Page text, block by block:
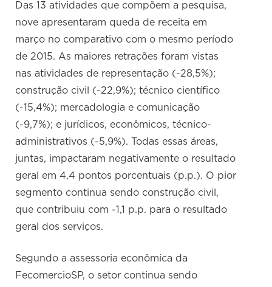
Das 13 atividades que compõem a pesquisa,
nove apresentaram queda de receita em
março no comparativo com o mesmo período
de 2015. As maiores retrações foram vistas
nas atividades de representação (-28,5%);
construção civil (-22,9%); técnico científico
(-15,4%); mercadologia e comunicação
(-9,7%); e jurídicos, econômicos, técnico-
administrativos (-5,9%). Todas essas áreas,
juntas, impactaram negativamente o resultado
geral em 4,4 pontos porcentuais (p.p.). O pior
segmento continua sendo construção civil,
que contribuiu com -1,1 p.p. para o resultado
geral dos serviços.
Segundo a assessoria econômica da
FecomercioSP, o setor continua sendo